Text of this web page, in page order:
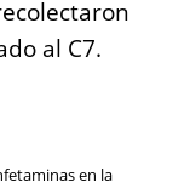
al C7.
en la